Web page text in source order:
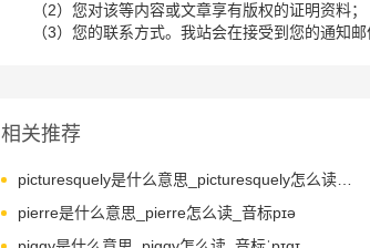
（2）您对该等内容或文章享有版权的证明资料；
（3）您的联系方式。我站会在接受到您的通知
相关推荐
picturesquely是什么意思_picturesquely怎么读_音标,piktʃə'reskli
pierre是什么意思_pierre怎么读_音标pɪə